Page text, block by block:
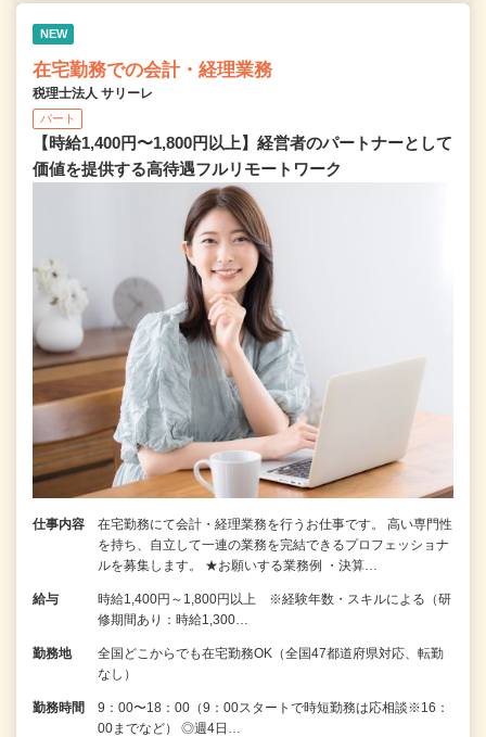
NEW
在宅勤務での会計・経理業務
税理士法人 サリーレ
パート
【時給1,400円〜1,800円以上】経営者のパートナーとして
価値を提供する⾼待遇フルリモートワーク
仕事内容
在宅勤務にて会計・経理業務を行うお仕事です。 高い専門性
を持ち、自立して一連の業務を完結できるプロフェッショナ
ルを募集します。 ★お願いする業務例 ・決算…
給与
時給1,400円～1,800円以上 ※経験年数・スキルによる（研
修期間あり：時給1,300…
勤務地
全国どこからでも在宅勤務OK（全国47都道府県対応、転勤
なし）
勤務時間
9：00〜18：00（9：00スタートで時短勤務は応相談※16：
00までなど） ◎週4日…